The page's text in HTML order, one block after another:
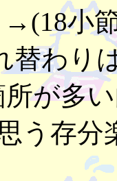
→(18
替わり
が多
う存